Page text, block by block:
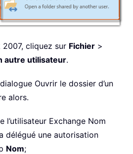
cliquez sur Fichier >
autre utilisateur.
Ouvrir le dossier d’un
alors.
l’utilisateur Exchange Nom
délégué une autorisation
Nom;